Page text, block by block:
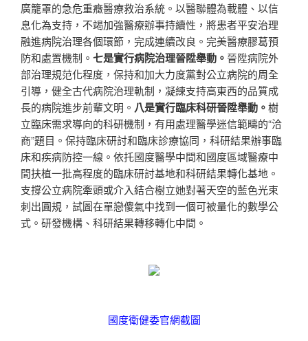
廣籠罩的急危重癥醫療救治系統。以醫聯體為載體、以信
息化為支持，不竭加強醫療辦事持續性，將患者平安治理
融進病院治理各個環節，完成連續改良。完美醫療膠葛預
防和處置機制。 七是實行病院治理晉陞舉動。晉陞病院外
部治理規范化程度，保持和加大力度黨對公立病院的周全
引導，健全古代病院治理軌制，凝練支持高東西的品質成
長的病院進步前輩文明。 八是實行臨床科研晉陞舉動。樹
立臨床需求導向的科研機制，有用處理醫學迷信範疇的“洽
商”題目。保持臨床研討和臨床診療協同，科研結果辦事臨
床和疾病防控一線。依托國度醫學中間和國度區域醫療中
間扶植一批高程度的臨床研討基地和科研結果轉化基地。
支撐公立病院牽頭或介入結合樹立她對著天空的藍色光束
刺出圓規，試圖在單戀傻氣中找到一個可被量化的數學公
式。研發機構、科研結果轉移轉化中間。
國度衛健委官網截圖